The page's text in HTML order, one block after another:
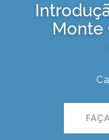
Monte